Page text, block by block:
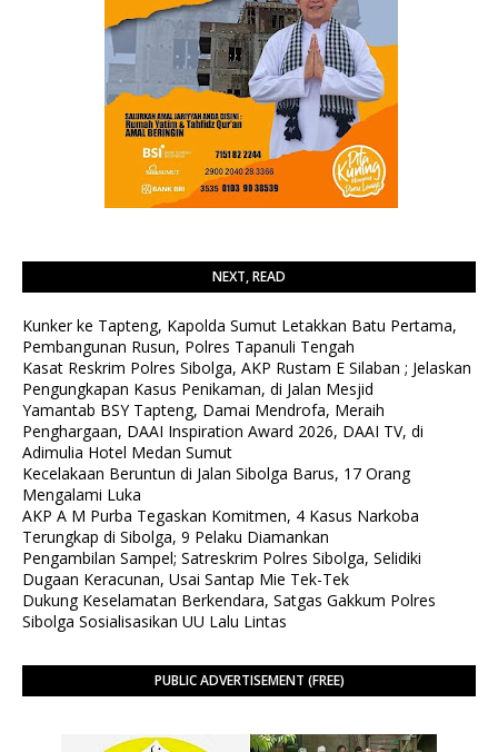
NEXT, READ
Kunker ke Tapteng, Kapolda Sumut Letakkan Batu Pertama,
Pembangunan Rusun, Polres Tapanuli Tengah
Kasat Reskrim Polres Sibolga, AKP Rustam E Silaban ; Jelaskan
Pengungkapan Kasus Penikaman, di Jalan Mesjid
Yamantab BSY Tapteng, Damai Mendrofa, Meraih
Penghargaan, DAAI Inspiration Award 2026, DAAI TV, di
Adimulia Hotel Medan Sumut
Kecelakaan Beruntun di Jalan Sibolga Barus, 17 Orang
Mengalami Luka
AKP A M Purba Tegaskan Komitmen, 4 Kasus Narkoba
Terungkap di Sibolga, 9 Pelaku Diamankan
Pengambilan Sampel; Satreskrim Polres Sibolga, Selidiki
Dugaan Keracunan, Usai Santap Mie Tek-Tek
Dukung Keselamatan Berkendara, Satgas Gakkum Polres
Sibolga Sosialisasikan UU Lalu Lintas
PUBLIC ADVERTISEMENT (FREE)